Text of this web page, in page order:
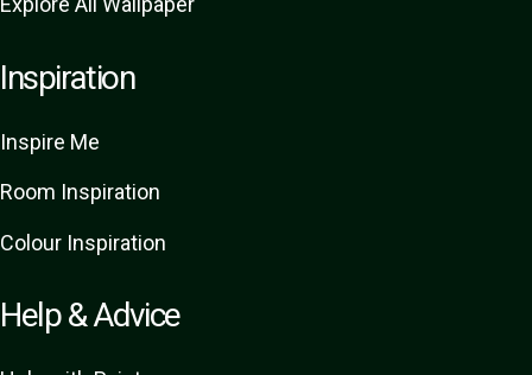
Inspiration
Inspire Me
Room Inspiration
Colour Inspiration
Help & Advice